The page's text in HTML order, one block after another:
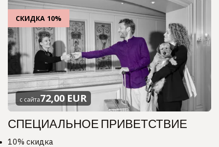
СКИДКА 10%
с сайта72,00 EUR
СПЕЦИАЛЬНОЕ ПРИВЕТСТВИЕ
10% скидка